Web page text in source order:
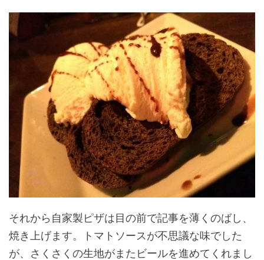
それから自家製ピザは目の前で記事を薄くのばし、
焼き上げます。トマトソースが不思議な味でした
が、さくさくの生地がまたビールを進めてくれまし